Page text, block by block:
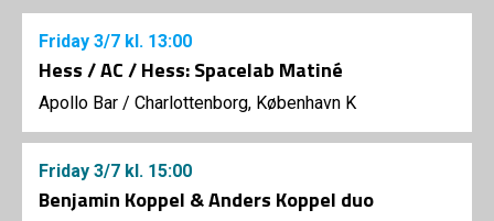
Friday 3/7 kl. 13:00
Hess / AC / Hess: Spacelab Matiné
Apollo Bar / Charlottenborg, København K
Friday 3/7 kl. 15:00
Benjamin Koppel & Anders Koppel duo